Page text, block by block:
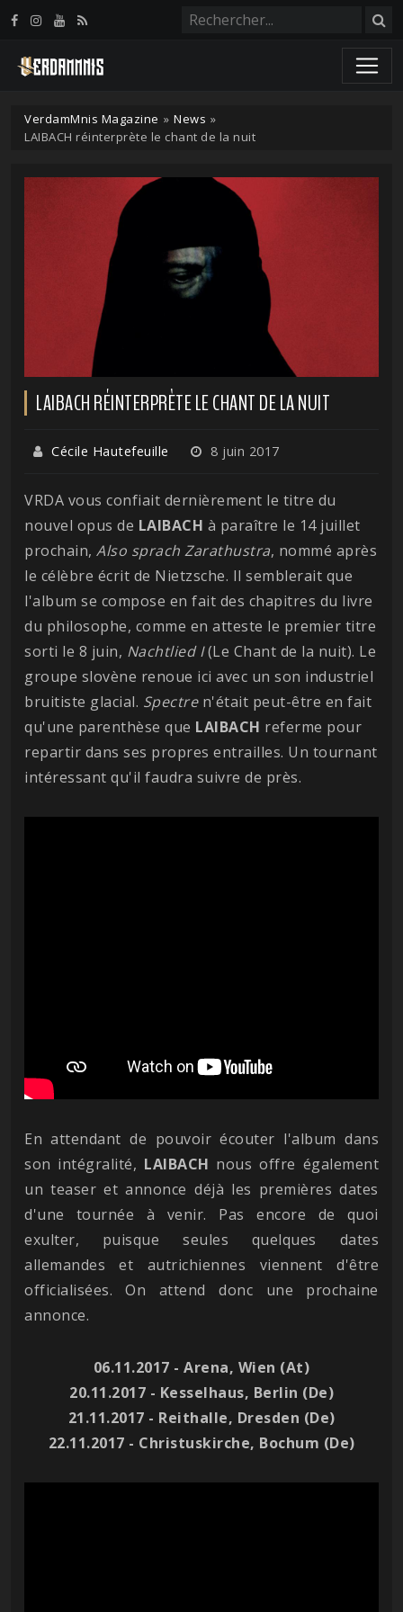
VerdamMnis Magazine » News »
LAIBACH réinterprète le chant de la nuit
LAIBACH RÉINTERPRÈTE LE CHANT DE LA NUIT
Cécile Hautefeuille 8 juin 2017
VRDA vous confiait dernièrement le titre du
nouvel opus de LAIBACH à paraître le 14 juillet
prochain, Also sprach Zarathustra, nommé après
le célèbre écrit de Nietzsche. Il semblerait que
l'album se compose en fait des chapitres du livre
du philosophe, comme en atteste le premier titre
sorti le 8 juin, Nachtlied I(Le Chant de la nuit). Le
groupe slovène renoue ici avec un son industriel
bruitiste glacial. Spectren'était peut-être en fait
qu'une parenthèse que LAIBACH referme pour
repartir dans ses propres entrailles. Un tournant
intéressant qu'il faudra suivre de près.
En attendant de pouvoir écouter l'album dans
son intégralité, LAIBACH nous offre également
un teaser et annonce déjà les premières dates
d'une tournée à venir. Pas encore de quoi
exulter, puisque seules quelques dates
allemandes et autrichiennes viennent d'être
officialisées. On attend donc une prochaine
annonce.
06.11.2017 - Arena, Wien (At)
20.11.2017 - Kesselhaus, Berlin (De)
21.11.2017 - Reithalle, Dresden (De)
22.11.2017 - Christuskirche, Bochum (De)
Panneau de gestion des cookies